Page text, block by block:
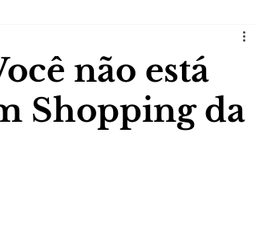
não está
Shopping da